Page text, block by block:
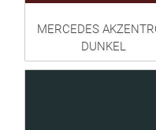
MERCEDES
DUNKEL